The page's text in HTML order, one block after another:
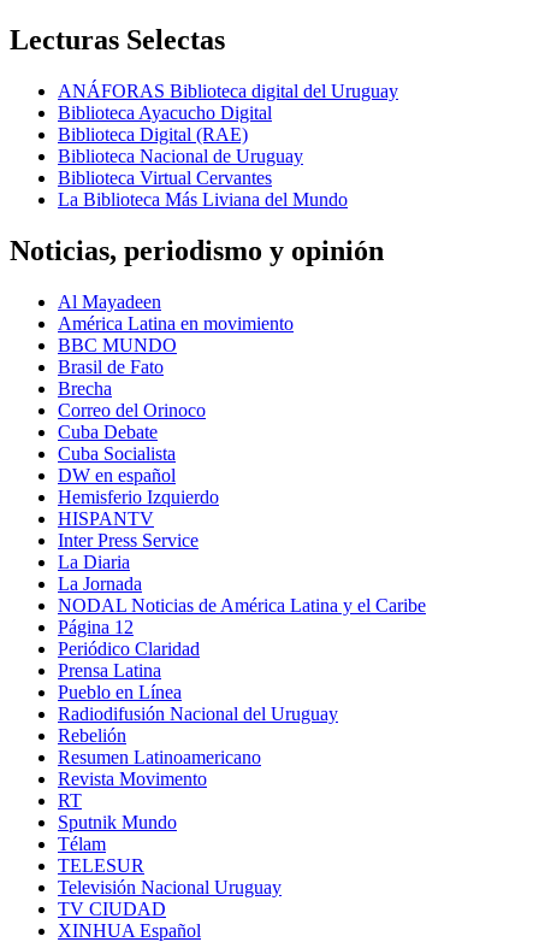
Lecturas Selectas
ANÁFORAS Biblioteca digital del Uruguay
Biblioteca Ayacucho Digital
Biblioteca Digital (RAE)
Biblioteca Nacional de Uruguay
Biblioteca Virtual Cervantes
La Biblioteca Más Liviana del Mundo
Noticias, periodismo y opinión
Al Mayadeen
América Latina en movimiento
BBC MUNDO
Brasil de Fato
Brecha
Correo del Orinoco
Cuba Debate
Cuba Socialista
DW en español
Hemisferio Izquierdo
HISPANTV
Inter Press Service
La Diaria
La Jornada
NODAL Noticias de América Latina y el Caribe
Página 12
Periódico Claridad
Prensa Latina
Pueblo en Línea
Radiodifusión Nacional del Uruguay
Rebelión
Resumen Latinoamericano
Revista Movimento
RT
Sputnik Mundo
Télam
TELESUR
Televisión Nacional Uruguay
TV CIUDAD
XINHUA Español